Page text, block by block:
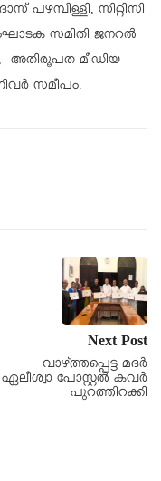
പഴമ്പിള്ളി, സിറ്റിസി
സമിതി ജനറൽ
അതിരൂപത മീഡിയ
സമീപം.
Next Post
വാഴ്ത്തപ്പെട്ട മദർ
ഏലീശ്വാ പോസ്റ്റൽ കവർ
പുറത്തിറക്കി